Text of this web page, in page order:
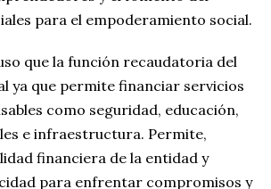
para el empoderamiento social.
que la función recaudatoria del
ya que permite financiar servicios
como seguridad, educación,
e infraestructura. Permite,
financiera de la entidad y
para enfrentar compromisos y